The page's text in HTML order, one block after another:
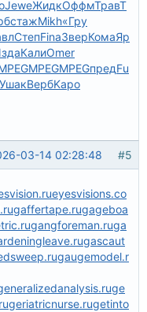
JeweЖидкОффмТравТ
стажMikh«Гру
СтепFinaЗверКомаЯр
КалиOmer
MPEGMPEGпредFu
УшакВербKapo
#5
03-14 02:28:48
eyesvisions.co
gaffertape.rugageboa
gangforeman.ruga
gascaut
gaugemodel.r
ge
geriatricnurse.rugetinto